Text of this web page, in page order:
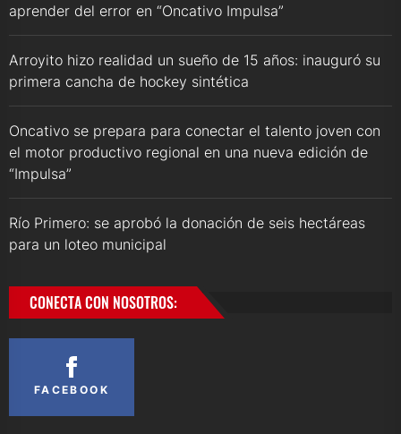
aprender del error en “Oncativo Impulsa”
Arroyito hizo realidad un sueño de 15 años: inauguró su
primera cancha de hockey sintética
Oncativo se prepara para conectar el talento joven con
el motor productivo regional en una nueva edición de
“Impulsa”
Río Primero: se aprobó la donación de seis hectáreas
para un loteo municipal
CONECTA CON NOSOTROS:
FACEBOOK